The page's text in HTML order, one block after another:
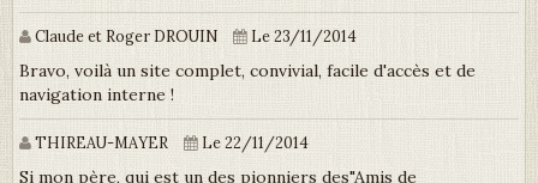
Claude et Roger DROUIN Le 23/11/2014
Bravo, voilà un site complet, convivial, facile d'accès et de
navigation interne !
THIREAU-MAYER Le 22/11/2014
Si mon père, qui est un des pionniers des"Amis de